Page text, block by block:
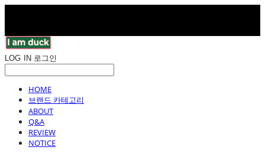
LOG IN 로그인
HOME
브랜드 카테고리
ABOUT
Q&A
REVIEW
NOTICE